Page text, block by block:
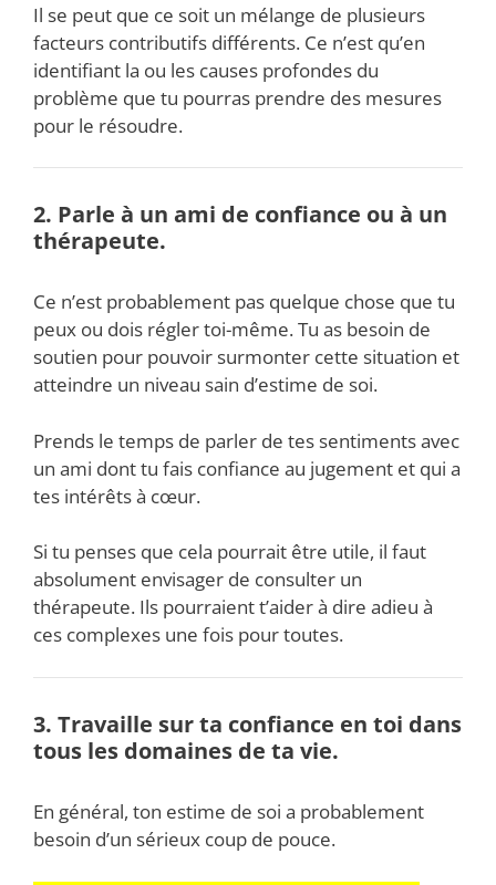
Il se peut que ce soit un mélange de plusieurs
facteurs contributifs différents. Ce n’est qu’en
identifiant la ou les causes profondes du
problème que tu pourras prendre des mesures
pour le résoudre.
2. Parle à un ami de confiance ou à un
thérapeute.
Ce n’est probablement pas quelque chose que tu
peux ou dois régler toi-même. Tu as besoin de
soutien pour pouvoir surmonter cette situation et
atteindre un niveau sain d’estime de soi.
Prends le temps de parler de tes sentiments avec
un ami dont tu fais confiance au jugement et qui a
tes intérêts à cœur.
Si tu penses que cela pourrait être utile, il faut
absolument envisager de consulter un
thérapeute. Ils pourraient t’aider à dire adieu à
ces complexes une fois pour toutes.
3. Travaille sur ta confiance en toi dans
tous les domaines de ta vie.
En général, ton estime de soi a probablement
besoin d’un sérieux coup de pouce.